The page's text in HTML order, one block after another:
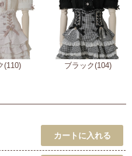
(110) ブラック(104)